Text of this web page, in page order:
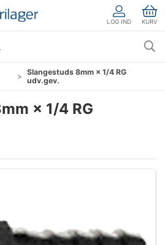
LOG IND KURV
Slangestuds 8mm × 1/4 RG
udv.gev.
× 1/4 RG